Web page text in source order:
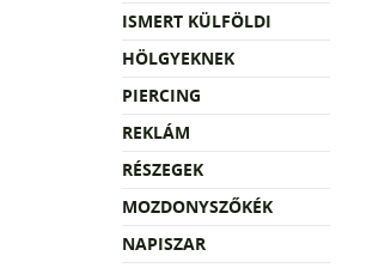
ISMERT KÜLFÖLDI
HÖLGYEKNEK
PIERCING
REKLÁM
RÉSZEGEK
MOZDONYSZŐKÉK
NAPISZAR